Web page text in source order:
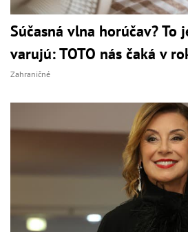
Súčasná vlna horúčav? To
varujú: TOTO nás čaká v
Zahraničné